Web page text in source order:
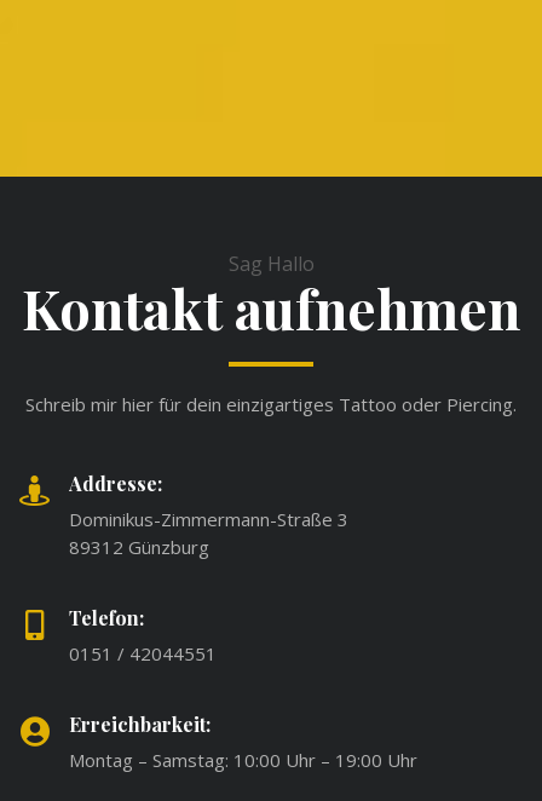
Sag Hallo
Kontakt aufnehmen
Schreib mir hier für dein einzigartiges Tattoo oder Piercing.
Addresse:
Dominikus-Zimmermann-Straße 3
89312 Günzburg
Telefon:
0151 / 42044551
Erreichbarkeit:
Montag – Samstag: 10:00 Uhr – 19:00 Uhr